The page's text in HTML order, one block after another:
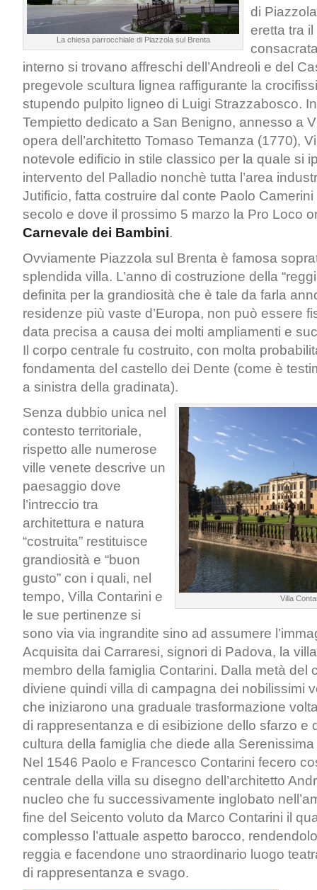
La chiesa parrocchiale di Piazzola sul Brenta
di
eretta tra
interno si trovano affreschi dell’Andreoli e del
pregevole scultura lignea raffigurante la
stupendo pulpito ligneo di Luigi Strazzabosco.
Tempietto dedicato a San Benigno, annesso a
opera dell’architetto Tomaso Temanza (1770),
notevole edificio in stile classico per la quale si
intervento del Palladio nonchè tutta l’area
Jutificio, fatta costruire dal conte Paolo Camerini
secolo e dove il prossimo 5 marzo la Pro Loco
Carnevale dei Bambini.
Ovviamente Piazzola sul Brenta è famosa
splendida villa. L’anno di costruzione della
definita per la grandiosità che è tale da farla
residenze più vaste d’Europa, non può essere
data precisa a causa dei molti ampliamenti e
Il corpo centrale fu costruito, con molta
fondamenta del castello dei Dente (come è
a sinistra della gradinata).
Villa
Senza dubbio unica nel
contesto territoriale,
rispetto alle numerose
ville venete descrive un
paesaggio dove
l’intreccio tra
architettura e natura
“costruita” restituisce
grandiosità e “buon
gusto” con i quali, nel
tempo, Villa Contarini e
le sue pertinenze si
sono via via ingrandite sino ad assumere
Acquisita dai Carraresi, signori di Padova, la
membro della famiglia Contarini. Dalla metà del
diviene quindi villa di campagna dei nobilissimi
che iniziarono una graduale trasformazione
di rappresentanza e di esibizione dello sfarzo e
cultura della famiglia che diede alla
Nel 1546 Paolo e Francesco Contarini fecero
centrale della villa su disegno dell’architetto
nucleo che fu successivamente inglobato
fine del Seicento voluto da Marco Contarini il
complesso l’attuale aspetto barocco,
reggia e facendone uno straordinario luogo
di rappresentanza e svago.